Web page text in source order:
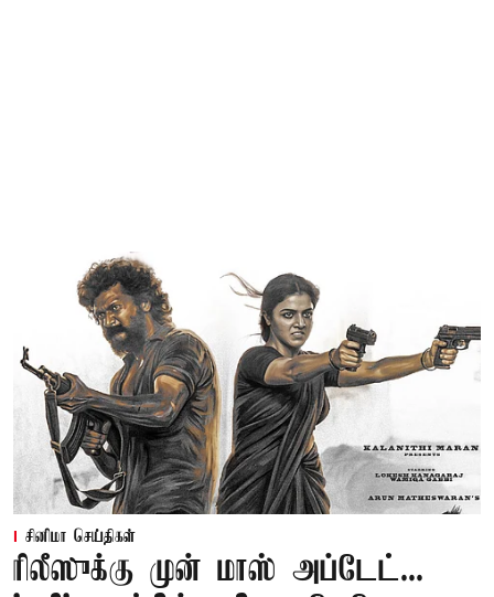
சினிமா செய்திகள்
ரிலீஸுக்கு முன் மாஸ் அப்டேட்...